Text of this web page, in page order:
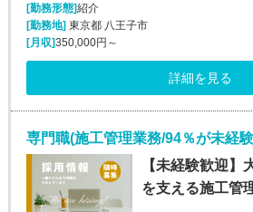
[勤務形態]紹介
[勤務地]東京都 八王子市
[月収]350,000円～
詳細を見る
専門職(施工管理業務/94％が未経
【未経験歓迎】
を支える施工管